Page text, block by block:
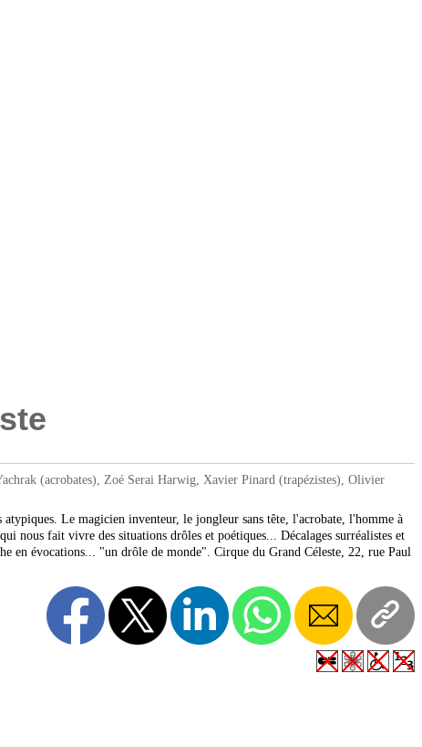
(acrobates), Zoé Serai Harwig, Xavier Pinard (trapézistes), Olivier
Le magicien inventeur, le jongleur sans tête, l'acrobate, l'homme à
nous fait vivre des situations drôles et poétiques... Décalages surréalistes et
en évocations... "un drôle de monde". Cirque du Grand Céleste, 22, rue Paul